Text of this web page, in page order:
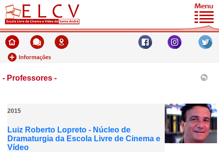
- Professores -
2015
Luiz Roberto Lopreto - Núcleo de
Dramaturgia da Escola Livre de Cinema e
Vídeo